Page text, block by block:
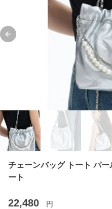
Previous slide
チェーンバッグ トート パ
ート
22,480 円